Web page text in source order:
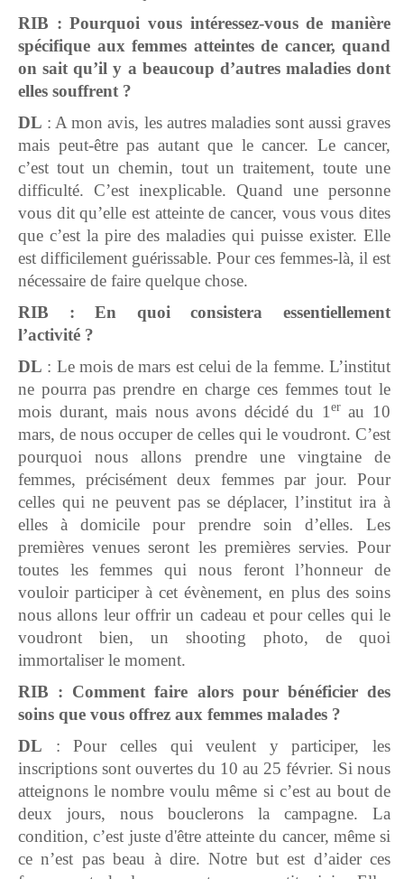
RIB : Pourquoi vous intéressez-vous de manière
spécifique aux femmes atteintes de cancer, quand
on sait qu’il y a beaucoup d’autres maladies dont
elles souffrent ?
DL : A mon avis, les autres maladies sont aussi graves
mais peut-être pas autant que le cancer. Le cancer,
c’est tout un chemin, tout un traitement, toute une
difficulté. C’est inexplicable. Quand une personne
vous dit qu’elle est atteinte de cancer, vous vous dites
que c’est la pire des maladies qui puisse exister. Elle
est difficilement guérissable. Pour ces femmes-là, il est
nécessaire de faire quelque chose.
RIB : En quoi consistera essentiellement
l’activité ?
DL : Le mois de mars est celui de la femme. L’institut
ne pourra pas prendre en charge ces femmes tout le
mois durant, mais nous avons décidé du 1 erau 10
mars, de nous occuper de celles qui le voudront. C’est
pourquoi nous allons prendre une vingtaine de
femmes, précisément deux femmes par jour. Pour
celles qui ne peuvent pas se déplacer, l’institut ira à
elles à domicile pour prendre soin d’elles. Les
premières venues seront les premières servies. Pour
toutes les femmes qui nous feront l’honneur de
vouloir participer à cet évènement, en plus des soins
nous allons leur offrir un cadeau et pour celles qui le
voudront bien, un shooting photo, de quoi
immortaliser le moment.
RIB : Comment faire alors pour bénéficier des
soins que vous offrez aux femmes malades ?
DL : Pour celles qui veulent y participer, les
inscriptions sont ouvertes du 10 au 25 février. Si nous
atteignons le nombre voulu même si c’est au bout de
deux jours, nous bouclerons la campagne. La
condition, c’est juste d'être atteinte du cancer, même si
ce n’est pas beau à dire. Notre but est d’aider ces